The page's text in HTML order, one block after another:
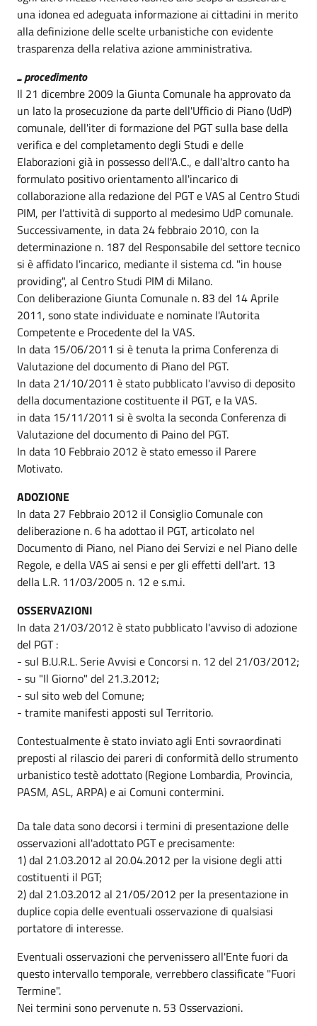
una idonea ed adeguata informazione ai cittadini in merito
alla definizione delle scelte urbanistiche con evidente
trasparenza della relativa azione amministrativa.
... procedimento
Il 21 dicembre 2009 la Giunta Comunale ha approvato da
un lato la prosecuzione da parte dell'Ufficio di Piano (UdP)
comunale, dell'iter di formazione del PGT sulla base della
verifica e del completamento degli Studi e delle
Elaborazioni già in possesso dell'A.C., e dall'altro canto ha
formulato positivo orientamento all'incarico di
collaborazione alla redazione del PGT e VAS al Centro Studi
PIM, per l'attività di supporto al medesimo UdP comunale.
Successivamente, in data 24 febbraio 2010, con la
determinazione n. 187 del Responsabile del settore tecnico
si è affidato l'incarico, mediante il sistema cd. "in house
providing", al Centro Studi PIM di Milano.
Con deliberazione Giunta Comunale n. 83 del 14 Aprile
2011, sono state individuate e nominate l'Autorita
Competente e Procedente del la VAS.
In data 15/06/2011 si è tenuta la prima Conferenza di
Valutazione del documento di Piano del PGT.
In data 21/10/2011 è stato pubblicato l'avviso di deposito
della documentazione costituente il PGT, e la VAS.
in data 15/11/2011 si è svolta la seconda Conferenza di
Valutazione del documento di Paino del PGT.
In data 10 Febbraio 2012 è stato emesso il Parere
Motivato.
ADOZIONE
In data 27 Febbraio 2012 il Consiglio Comunale con
deliberazione n. 6 ha adottao il PGT, articolato nel
Documento di Piano, nel Piano dei Servizi e nel Piano delle
Regole, e della VAS ai sensi e per gli effetti dell'art. 13
della L.R. 11/03/2005 n. 12 e s.m.i.
OSSERVAZIONI
In data 21/03/2012 è stato pubblicato l'avviso di adozione
del PGT :
- sul B.U.R.L. Serie Avvisi e Concorsi n. 12 del 21/03/2012;
- su "Il Giorno" del 21.3.2012;
- sul sito web del Comune;
- tramite manifesti apposti sul Territorio.
Contestualmente è stato inviato agli Enti sovraordinati
preposti al rilascio dei pareri di conformità dello strumento
urbanistico testè adottato (Regione Lombardia, Provincia,
PASM, ASL, ARPA) e ai Comuni contermini.
Da tale data sono decorsi i termini di presentazione delle
osservazioni all'adottato PGT e precisamente:
1) dal 21.03.2012 al 20.04.2012 per la visione degli atti
costituenti il PGT;
2) dal 21.03.2012 al 21/05/2012 per la presentazione in
duplice copia delle eventuali osservazione di qualsiasi
portatore di interesse.
Eventuali osservazioni che pervenissero all'Ente fuori da
questo intervallo temporale, verrebbero classificate "Fuori
Termine".
Nei termini sono pervenute n. 53 Osservazioni.